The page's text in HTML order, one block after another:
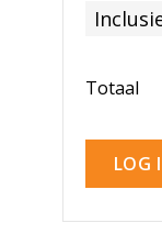
Totaal
LOG